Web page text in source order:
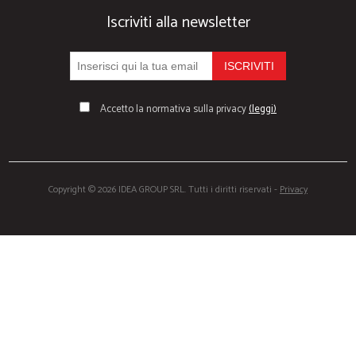
Iscriviti alla newsletter
Accetto la normativa sulla privacy(leggi)
Copyright © 2026 IDEA GROUP SRL. Tutti i diritti riservati -Privacy